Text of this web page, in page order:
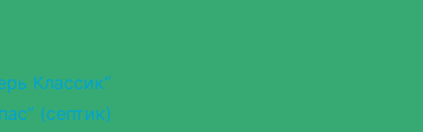
Классик”
(септик)